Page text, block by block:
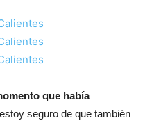
que había
seguro de que también